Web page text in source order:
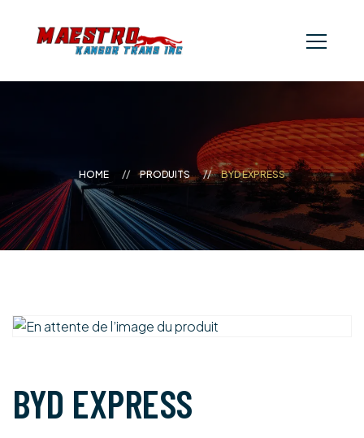
HOME PRODUITS BYD EXPRESS
BYD EXPRESS